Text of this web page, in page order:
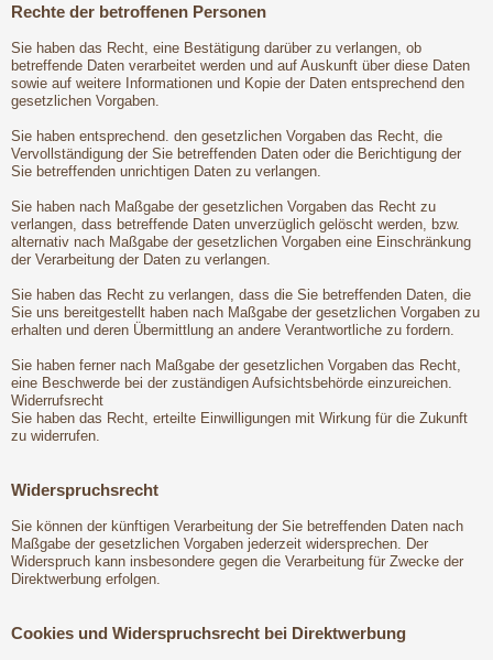
Rechte der betroffenen Personen
Sie haben das Recht, eine Bestätigung darüber zu verlangen, ob
betreffende Daten verarbeitet werden und auf Auskunft über diese Daten
sowie auf weitere Informationen und Kopie der Daten entsprechend den
gesetzlichen Vorgaben.
Sie haben entsprechend. den gesetzlichen Vorgaben das Recht, die
Vervollständigung der Sie betreffenden Daten oder die Berichtigung der
Sie betreffenden unrichtigen Daten zu verlangen.
Sie haben nach Maßgabe der gesetzlichen Vorgaben das Recht zu
verlangen, dass betreffende Daten unverzüglich gelöscht werden, bzw.
alternativ nach Maßgabe der gesetzlichen Vorgaben eine Einschränkung
der Verarbeitung der Daten zu verlangen.
Sie haben das Recht zu verlangen, dass die Sie betreffenden Daten, die
Sie uns bereitgestellt haben nach Maßgabe der gesetzlichen Vorgaben zu
erhalten und deren Übermittlung an andere Verantwortliche zu fordern.
Sie haben ferner nach Maßgabe der gesetzlichen Vorgaben das Recht,
eine Beschwerde bei der zuständigen Aufsichtsbehörde einzureichen.
Widerrufsrecht
Sie haben das Recht, erteilte Einwilligungen mit Wirkung für die Zukunft
zu widerrufen.
Widerspruchsrecht
Sie können der künftigen Verarbeitung der Sie betreffenden Daten nach
Maßgabe der gesetzlichen Vorgaben jederzeit widersprechen. Der
Widerspruch kann insbesondere gegen die Verarbeitung für Zwecke der
Direktwerbung erfolgen.
Cookies und Widerspruchsrecht bei Direktwerbung